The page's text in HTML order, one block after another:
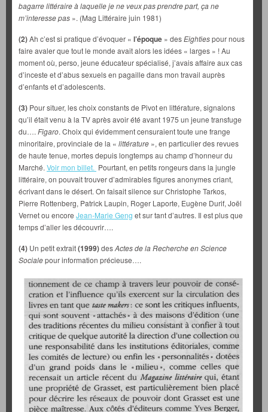
bagarre littéraire à laquelle je ne veux pas prendre part, ça ne
m’interesse pas ». (Mag Littéraire juin 1981)
(2)Ah c’est si pratique d’évoquer « l’époque » desEightiespour nous
faire avaler que tout le monde avait alors les idées « larges » ! Au
moment où, perso, jeune éducateur spécialisé, j’avais affaire aux cas
d’inceste et d’abus sexuels en pagaille dans mon travail auprès
d’enfants et d’adolescents.
(3) Pour situer, les choix constants de Pivot en littérature, signalons
qu’il était venu à la TV après avoir été avant 1975 un jeune transfuge
du…. Figaro. Choix qui évidemment censuraient toute une frange
minoritaire, provinciale de la « littérature », en particulier des revues
de haute tenue, mortes depuis longtemps au champ d’honneur du
Marché. Voir mon billet. Pourtant, en petits rongeurs dans la jungle
littéraire, on pouvait trouver d’admirables figures anonymes criant,
écrivant dans le désert. On faisait silence sur Christophe Tarkos,
Pierre Rottenberg, Patrick Laupin, Roger Laporte, Eugène Durif, Joël
Vernet ou encore Jean-Marie Geng et sur tant d’autres. Il est plus que
temps d’aller les découvrir….
(4) Un petit extrait(1999)desActes de la Recherche en Science
Socialepour information précieuse….